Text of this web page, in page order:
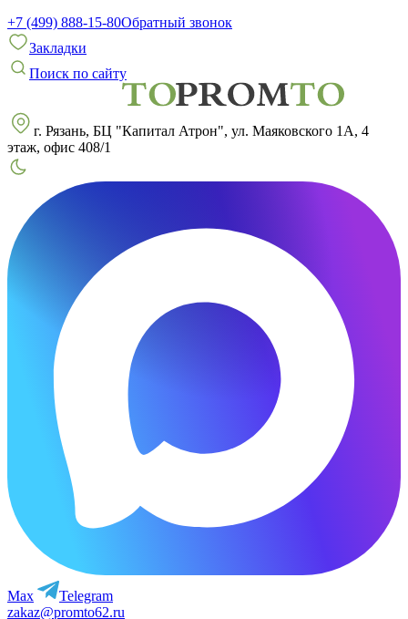
+7 (499) 888-15-80Обратный звонок
Закладки
Поиск по сайту
г. Рязань, БЦ "Капитал Атрон", ул. Маяковского 1А, 4
этаж, офис 408/1
Max
Telegram
zakaz@promto62.ru